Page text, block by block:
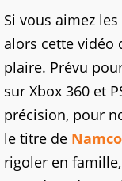
Si vous aimez les
alors cette vidéo
plaire. Prévu
sur Xbox 360 et
précision, pour
le titre de
rigoler en